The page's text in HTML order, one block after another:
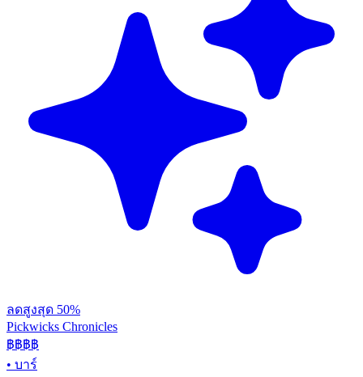
ลดสูงสุด 50%
Pickwicks Chronicles
฿฿฿฿
• บาร์